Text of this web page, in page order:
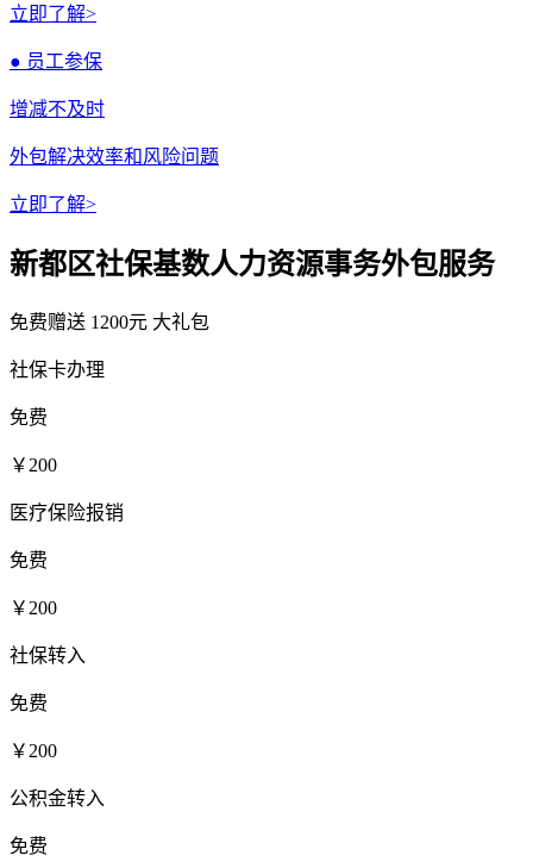
立即了解>
● 员工参保
增减不及时
外包解决效率和风险问题
立即了解>
新都区社保基数人力资源事务外包服务
免费赠送 1200元 大礼包
社保卡办理
免费
￥200
医疗保险报销
免费
￥200
社保转入
免费
￥200
公积金转入
免费